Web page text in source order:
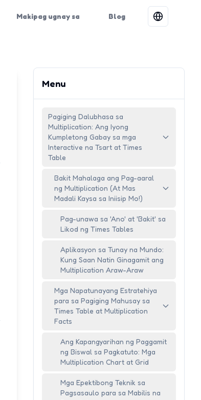
Makipag ugnay sa Blog
Menu
Pagiging Dalubhasa sa
Multiplication: Ang Iyong
Kumpletong Gabay sa mga
Interactive na Tsart at Times
Table
Bakit Mahalaga ang Pag-aaral
ng Multiplication (At Mas
Madali Kaysa sa Iniisip Mo!)
Pag-unawa sa 'Ano' at 'Bakit' sa
Likod ng Times Tables
Aplikasyon sa Tunay na Mundo:
Kung Saan Natin Ginagamit ang
Multiplication Araw-Araw
Mga Napatunayang Estratehiya
para sa Pagiging Mahusay sa
Times Table at Multiplication
Facts
Ang Kapangyarihan ng Paggamit
ng Biswal sa Pagkatuto: Mga
Multiplication Chart at Grid
Mga Epektibong Teknik sa
Pagsasaulo para sa Mabilis na